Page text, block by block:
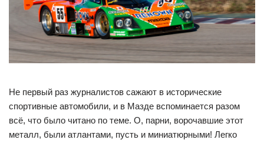
Не первый раз журналистов сажают в исторические
спортивные автомобили, и в Мазде вспоминается разом
всё, что было читано по теме. О, парни, ворочавшие этот
металл, были атлантами, пусть и миниатюрными! Легко